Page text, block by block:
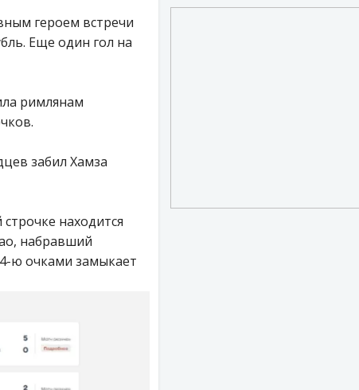
героем встречи
Еще один гол на
римлянам
забил Хамза
находится
набравший
ю очками замыкает